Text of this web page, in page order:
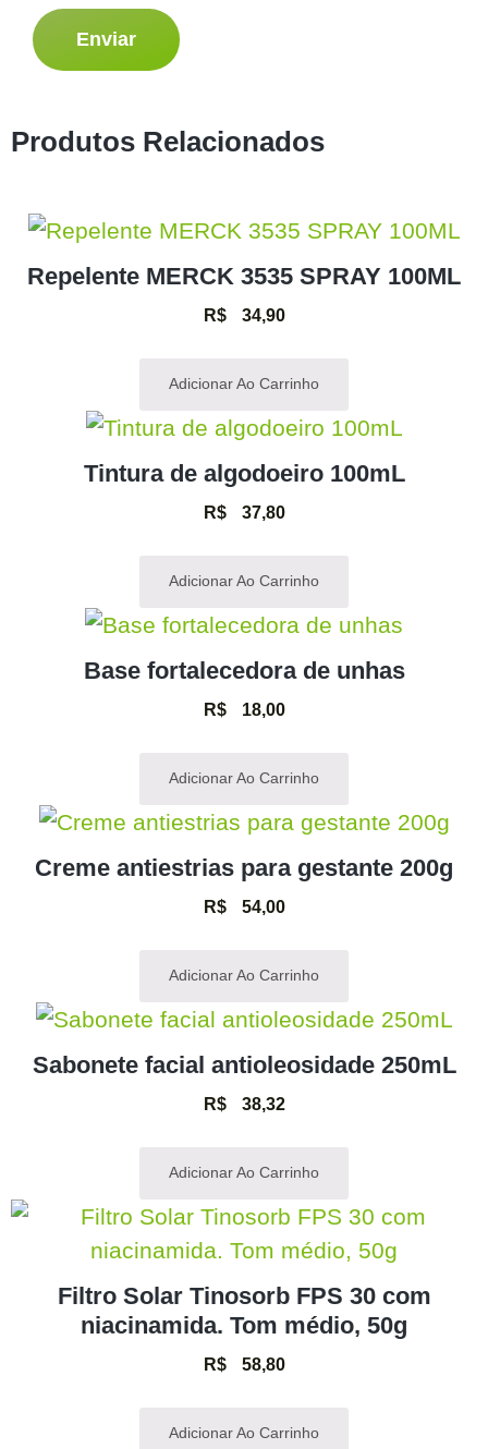
Produtos Relacionados
Repelente MERCK 3535 SPRAY 100ML
R$34,90
Adicionar Ao Carrinho
Tintura de algodoeiro 100mL
R$37,80
Adicionar Ao Carrinho
Base fortalecedora de unhas
R$18,00
Adicionar Ao Carrinho
Creme antiestrias para gestante 200g
R$54,00
Adicionar Ao Carrinho
Sabonete facial antioleosidade 250mL
R$38,32
Adicionar Ao Carrinho
Filtro Solar Tinosorb FPS 30 com
niacinamida. Tom médio, 50g
R$58,80
Adicionar Ao Carrinho